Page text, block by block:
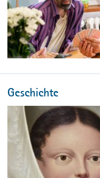
Geschichte